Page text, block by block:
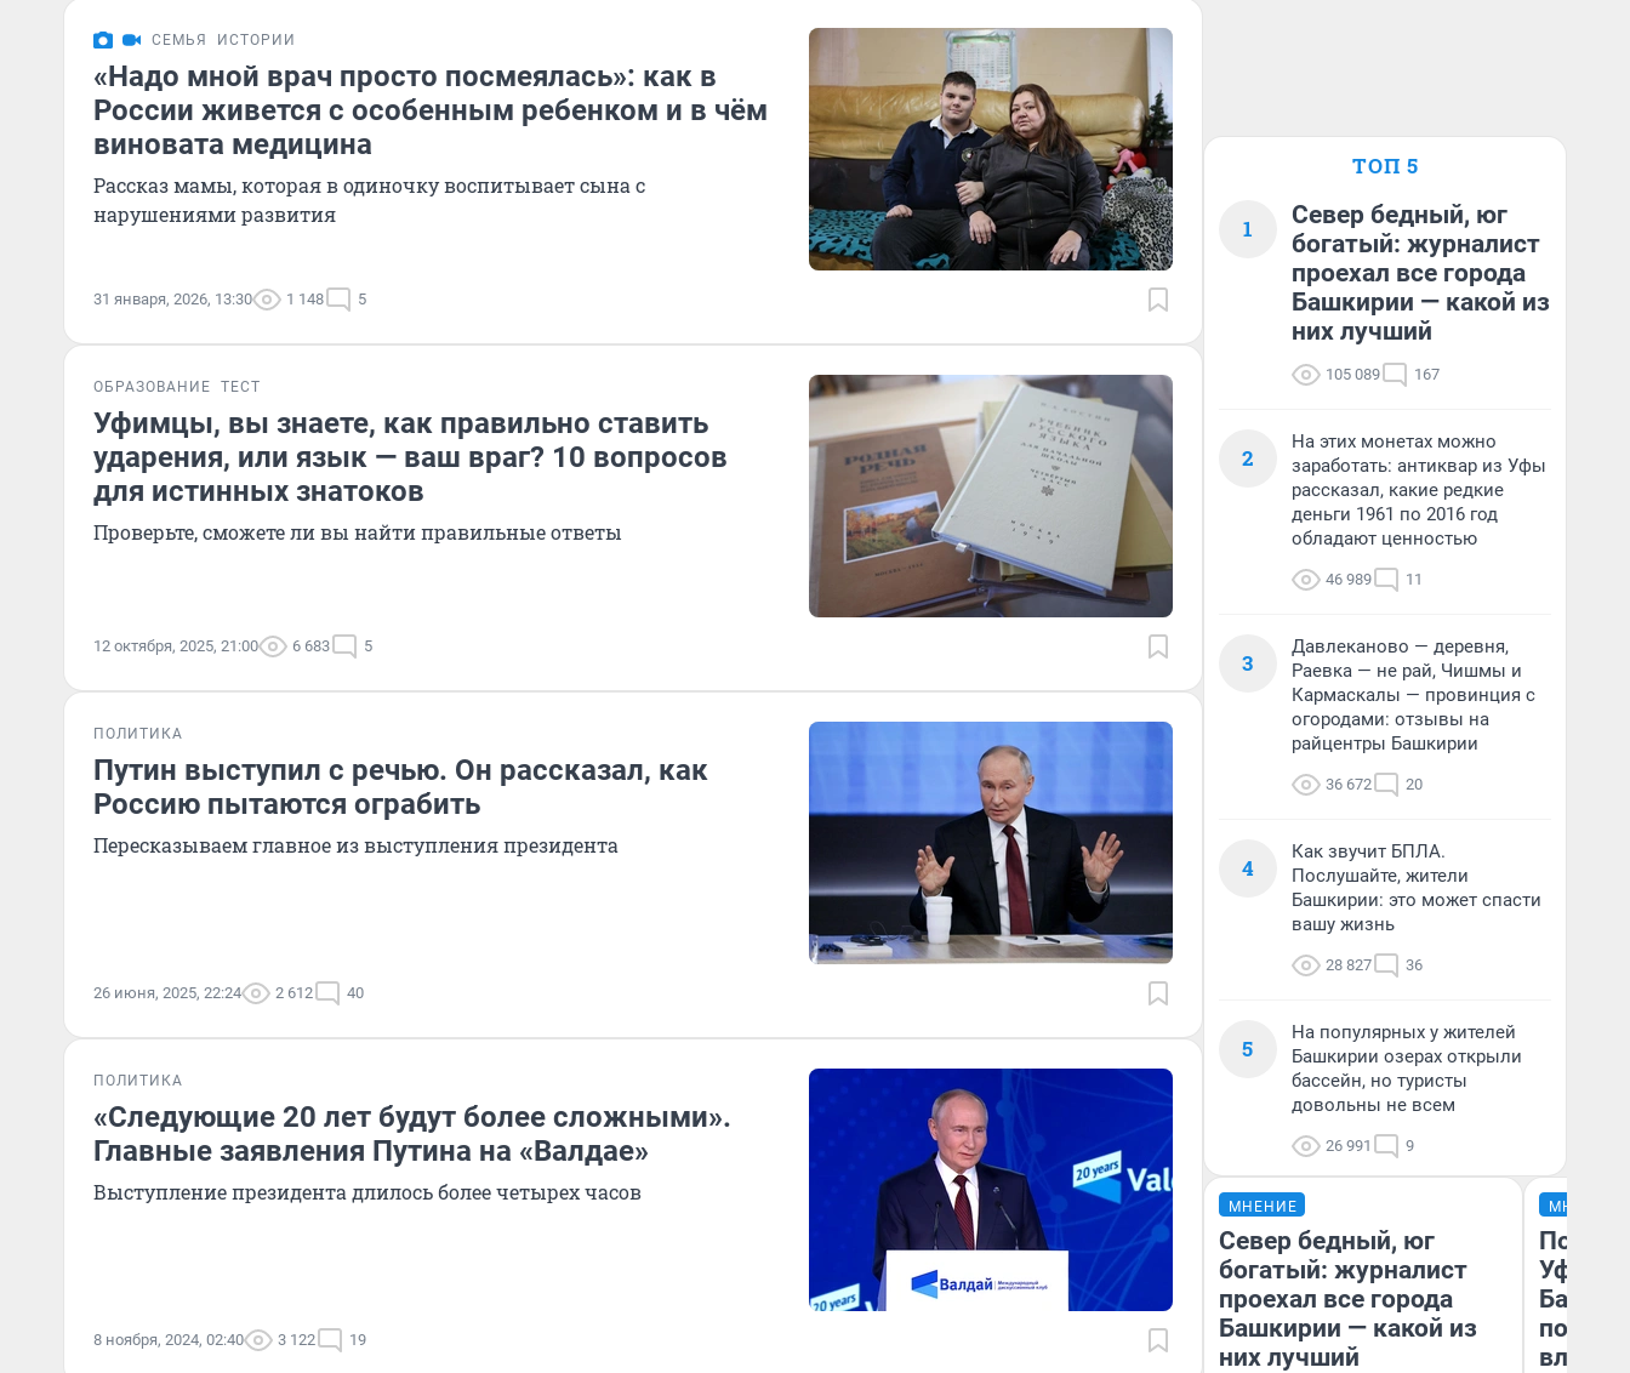
СЕМЬЯ ИСТОРИИ
«Надо мной врач просто посмеялась»: как в
России живется с особенным ребенком и в чём
виновата медицина
Рассказ мамы, которая в одиночку воспитывает сына с
нарушениями развития
31 января, 2026, 13:30 1 148 5
ОБРАЗОВАНИЕ ТЕСТ
Уфимцы, вы знаете, как правильно ставить
ударения, или язык — ваш враг? 10 вопросов
для истинных знатоков
Проверьте, сможете ли вы найти правильные ответы
12 октября, 2025, 21:00 6 683 5
ПОЛИТИКА
Путин выступил с речью. Он рассказал, как
Россию пытаются ограбить
Пересказываем главное из выступления президента
26 июня, 2025, 22:24 2 612 40
ПОЛИТИКА
«Следующие 20 лет будут более сложными».
Главные заявления Путина на «Валдае»
Выступление президента длилось более четырех часов
8 ноября, 2024, 02:40 3 122 19
ТОП 5
1
Север бедный, юг
богатый: журналист
проехал все города
Башкирии — какой из
них лучший
105 089 167
2
На этих монетах можно
заработать: антиквар из Уфы
рассказал, какие редкие
деньги 1961 по 2016 год
обладают ценностью
46 989 11
3
Давлеканово — деревня,
Раевка — не рай, Чишмы и
Кармаскалы — провинция с
огородами: отзывы на
райцентры Башкирии
36 672 20
4
Как звучит БПЛА.
Послушайте, жители
Башкирии: это может спасти
вашу жизнь
28 827 36
5
На популярных у жителей
Башкирии озерах открыли
бассейн, но туристы
довольны не всем
26 991 9
МНЕНИЕ
Север бедный, юг
богатый: журналист
проехал все города
Башкирии — какой из
них лучший
МНЕНИЕ
Уфы: